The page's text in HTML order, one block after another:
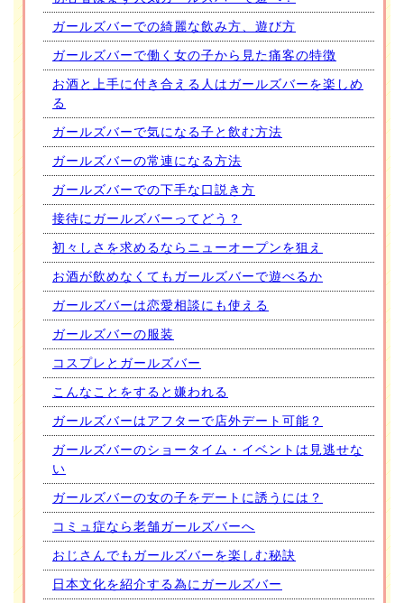
ガールズバーでの綺麗な飲み方、遊び方
ガールズバーで働く女の子から見た痛客の特徴
お酒と上手に付き合える人はガールズバーを楽しめ
る
ガールズバーで気になる子と飲む方法
ガールズバーの常連になる方法
ガールズバーでの下手な口説き方
接待にガールズバーってどう？
初々しさを求めるならニューオープンを狙え
お酒が飲めなくてもガールズバーで遊べるか
ガールズバーは恋愛相談にも使える
ガールズバーの服装
コスプレとガールズバー
こんなことをすると嫌われる
ガールズバーはアフターで店外デート可能？
ガールズバーのショータイム・イベントは見逃せな
い
ガールズバーの女の子をデートに誘うには？
コミュ症なら老舗ガールズバーへ
おじさんでもガールズバーを楽しむ秘訣
日本文化を紹介する為にガールズバー